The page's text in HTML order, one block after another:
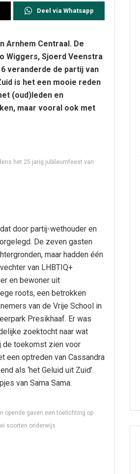
Deel via Whatsapp
Arnhem Centraal. De
Wiggers, Sjoerd Veenstra
veranderde de partij van
is het een mooie reden
(oud)leden en
maar vooral ook met
het 25 jarig jubileumfeest van
door partij-wethouder en
De zeven gasten
maar hadden één
van LHBTIQ+
en bewoner uit
roots, een betrokken
van de Vrije School in
Presikhaaf. Er was
zoektocht naar wat
de toekomst zien voor
een optreden van Cassandra
als ‘het Geluid uit Zuid’.
van Sama Sama.
opende gaven een toelichting op
soorten onderwijs